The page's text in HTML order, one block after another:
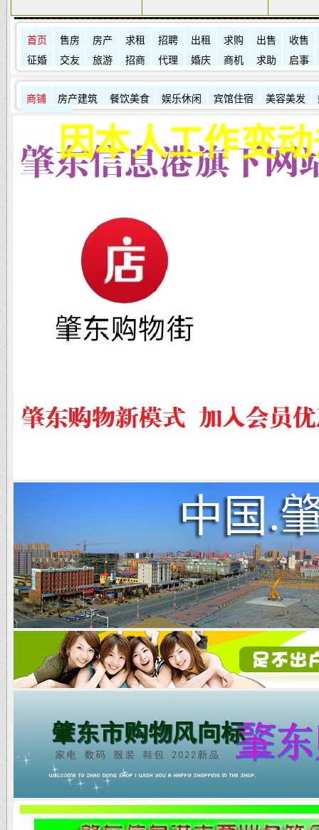
首页 售房 房产 求租 招聘 出租 求购 出售
收售
征婚
交友 旅游 招商 代理 婚庆 商机 求助 启事
商铺 房产建筑 餐饮美食 娱乐休闲 宾馆住宿 美容美发
本人工作变动去南